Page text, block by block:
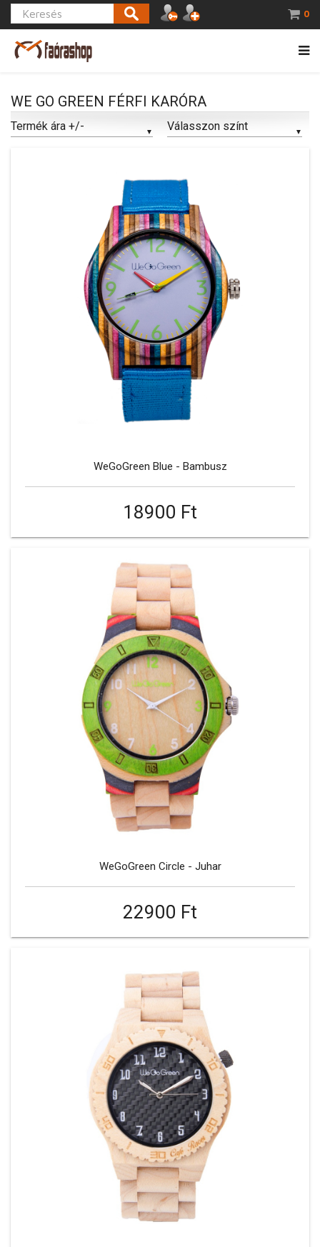
0
WE GO GREEN FÉRFI KARÓRA
Termék ára +/- Válasszon színt
WeGoGreen Blue - Bambusz
18900 Ft
WeGoGreen Circle - Juhar
22900 Ft